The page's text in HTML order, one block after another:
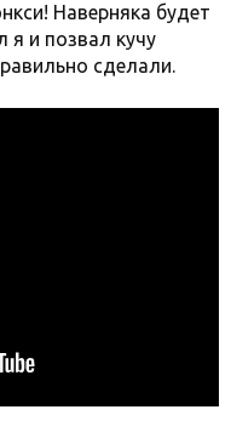
Наверняка будет
и позвал кучу
сделали.